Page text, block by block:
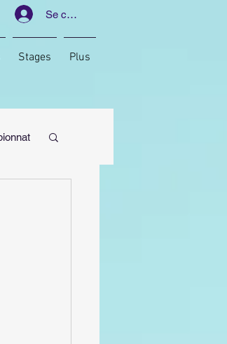
Se connecter
Stages Plus